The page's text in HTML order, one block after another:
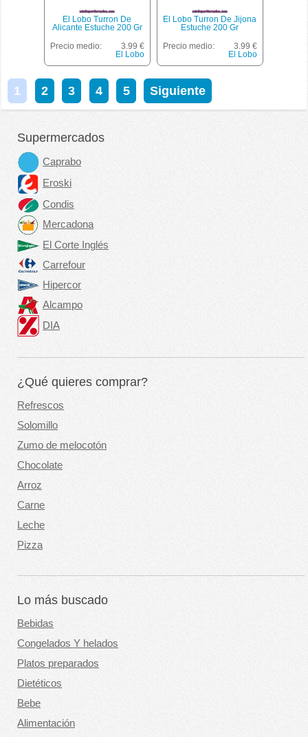
El Lobo Turron De
Alicante Estuche 200 Gr
Precio medio:
3.99 €
El Lobo
El Lobo Turron De Jijona
Estuche 200 Gr
Precio medio:
3.99 €
El Lobo
1 2 3 4 5 Siguiente
Supermercados
Caprabo
Eroski
Condis
Mercadona
El Corte Inglés
Carrefour
Hipercor
Alcampo
DIA
¿Qué quieres comprar?
Refrescos
Solomillo
Zumo de melocotón
Chocolate
Arroz
Carne
Leche
Pizza
Lo más buscado
Bebidas
Congelados Y helados
Platos preparados
Dietéticos
Bebe
Alimentación